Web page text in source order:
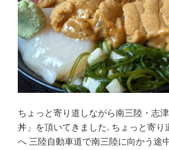
ちょっと寄り道しながら南三陸・志
丼」を頂いてきました. ちょっと寄り
へ 三陸自動車道で南三陸に向かう途